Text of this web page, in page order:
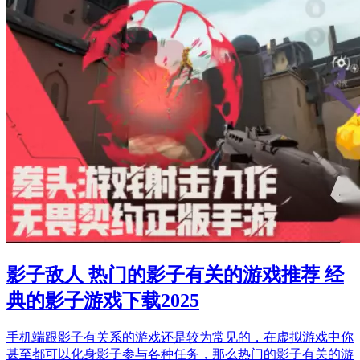
影子敌人 热门的影子有关的游戏推荐 经
典的影子游戏下载2025
手机端跟影子有关系的游戏还是较为常见的，在虚拟游戏中你
甚至都可以化身影子参与各种任务，那么热门的影子有关的游